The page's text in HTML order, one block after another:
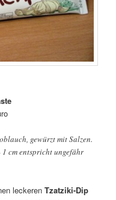
gewürzt mit Salzen.
cm entspricht ungefähr
leckerenTzatziki-Dip